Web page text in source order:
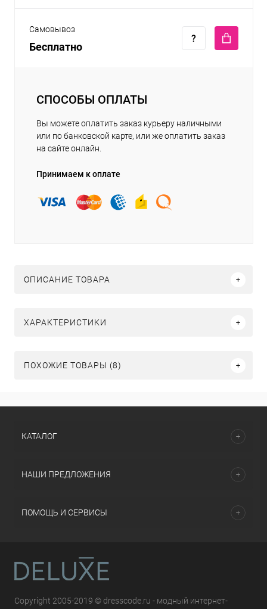
Самовывоз
Бесплатно
СПОСОБЫ ОПЛАТЫ
Вы можете оплатить заказ курьеру наличными
или по банковской карте, или же оплатить заказ
на сайте онлайн.
Принимаем к оплате
ОПИСАНИЕ ТОВАРА
ХАРАКТЕРИСТИКИ
ПОХОЖИЕ ТОВАРЫ (8)
КАТАЛОГ
НАШИ ПРЕДЛОЖЕНИЯ
ПОМОЩЬ И СЕРВИСЫ
Copyright 2005-2019 © dresscode.ru - модный интернет-